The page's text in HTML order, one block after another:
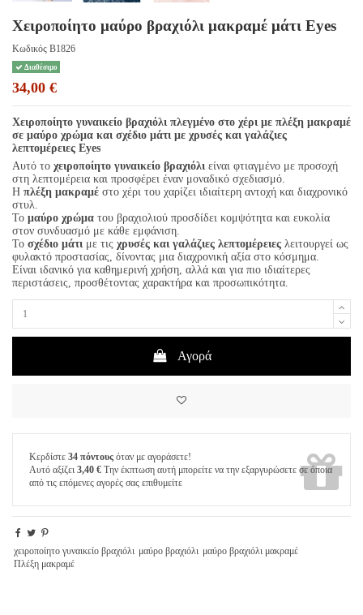
Χειροποίητο μαύρο βραχιόλι μακραμέ μάτι Eyes
Κωδικός B1826
Διαθέσιμο
34,00 €
Χειροποίητο γυναικείο βραχιόλι πλεγμένο στο χέρι με πλέξη μακραμέ
σε μαύρο χρώμα και σχέδιο μάτι με χρυσές και γαλάζιες
λεπτομέρειες Eyes
Αυτό το χειροποίητο γυναικείο βραχιόλιείναι φτιαγμένο με προσοχή
στη λεπτομέρεια και προσφέρει έναν μοναδικό σχεδιασμό.
Η πλέξη μακραμέ στο χέρι του χαρίζει ιδιαίτερη αντοχή και διαχρονικό
στυλ.
Το μαύρο χρώμα του βραχιολιού προσδίδει κομψότητα και ευκολία
στον συνδυασμό με κάθε εμφάνιση.
Το σχέδιο μάτιμε τις χρυσές και γαλάζιες λεπτομέρειες λειτουργεί ως
φυλακτό προστασίας, δίνοντας μια διαχρονική αξία στο κόσμημα.
Είναι ιδανικό για καθημερινή χρήση, αλλά και για πιο ιδιαίτερες
περιστάσεις, προσθέτοντας χαρακτήρα και προσωπικότητα.
Αγορά
Κερδίστε 34 πόντους όταν με αγοράσετε!
Αυτό αξίζει 3,40 € Την έκπτωση αυτή μπορείτε να την εξαργυρώσετε σε όποια
από τις επόμενες αγορές σας επιθυμείτε
χειροποίητο γυναικείο βραχιόλι μαύρο βραχιόλι μαύρο βραχιόλι μακραμέ
Πλέξη μακραμέ